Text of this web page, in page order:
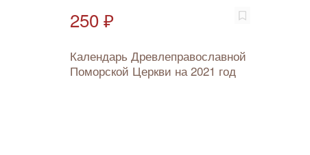
250 ₽
Календарь Древлеправославной
Поморской Церкви на 2021 год